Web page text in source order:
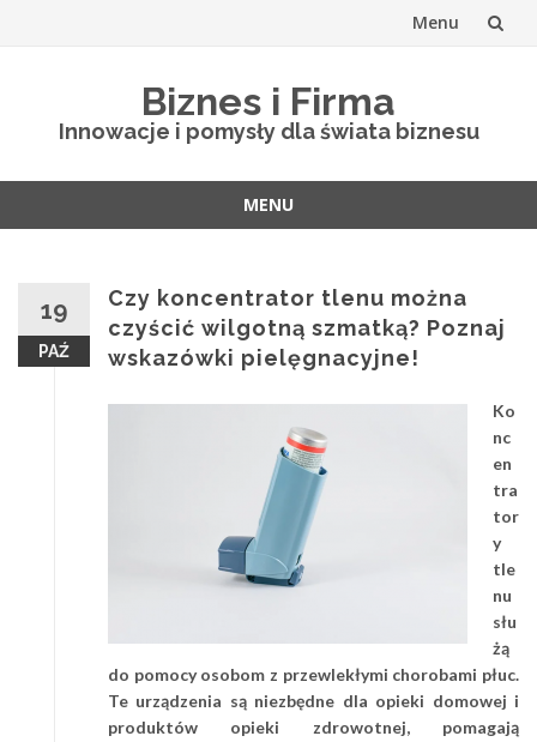
Menu
Biznes i Firma
Innowacje i pomysły dla świata biznesu
MENU
19
PAŹ
Czy koncentrator tlenu można
czyścić wilgotną szmatką? Poznaj
wskazówki pielęgnacyjne!
Ko
nc
en
tra
tor
y
tle
nu
słu
żą
do pomocy osobom z przewlekłymi chorobami płuc.
Te urządzenia są niezbędne dla opieki domowej i
produktów opieki zdrowotnej, pomagają